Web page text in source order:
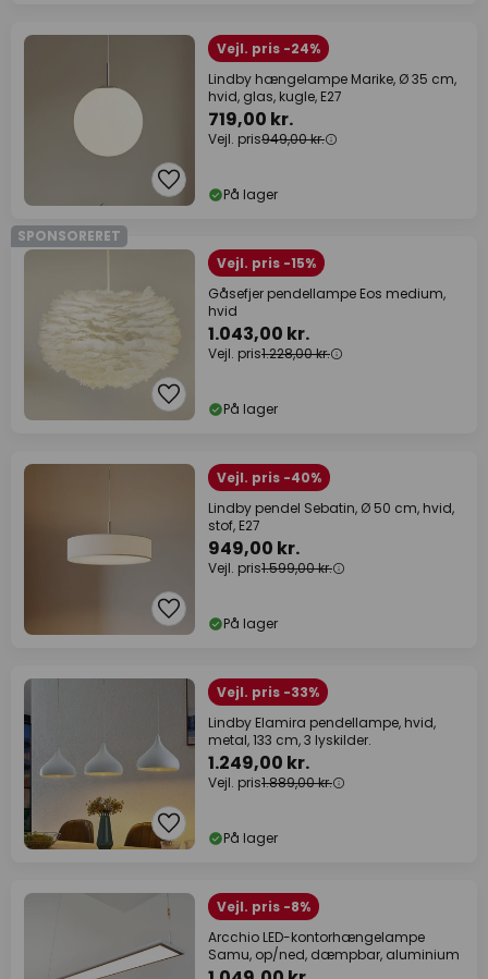
Vejl. pris -24%
Lindby hængelampe Marike, Ø 35 cm,
hvid, glas, kugle, E27
719,00 kr.
Vejl. pris949,00 kr.
På lager
SPONSORERET
Vejl. pris -15%
Gåsefjer pendellampe Eos medium,
hvid
1.043,00 kr.
Vejl. pris1.228,00 kr.
På lager
Vejl. pris -40%
Lindby pendel Sebatin, Ø 50 cm, hvid,
stof, E27
949,00 kr.
Vejl. pris1.599,00 kr.
På lager
Vejl. pris -33%
Lindby Elamira pendellampe, hvid,
metal, 133 cm, 3 lyskilder.
1.249,00 kr.
Vejl. pris1.889,00 kr.
På lager
Vejl. pris -8%
Arcchio LED-kontorhængelampe
Samu, op/ned, dæmpbar, aluminium